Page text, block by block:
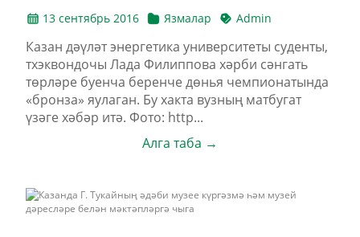
13 сентябрь 2016 Язмалар Admin
Казан дәүләт энергетика университеты суденты,
тхэквондочы Лада Филиппова хәрби сәнгать
төрләре буенча беренче дөнья чемпионатында
«бронза» яулаган. Бу хакта вузның матбугат
үзәге хәбәр итә. Фото: http...
Алга таба →